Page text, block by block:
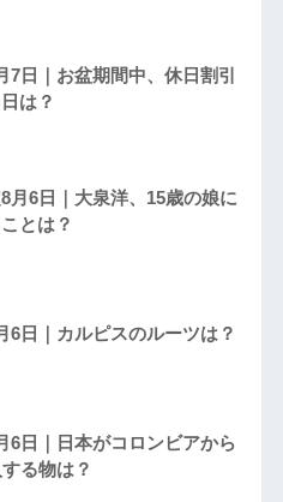
7日｜お盆期間中、休日割引
は？
月6日｜大泉洋、15歳の娘に
とは？
6日｜カルピスのルーツは？
6日｜日本がコロンビアから
る物は？